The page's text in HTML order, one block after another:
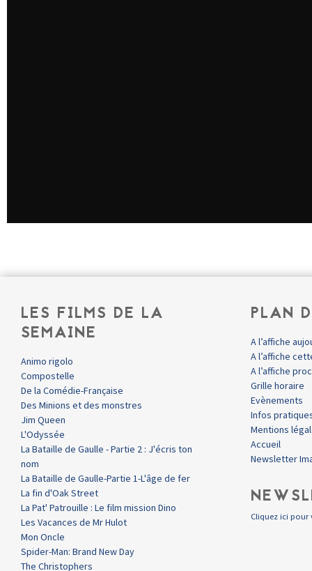
LES FILMS DE LA
SEMAINE
Animo rigolo
Compostelle
De la Comédie-Française
Des Minions et des monstres
Jim Queen
L'Odyssée
La Bataille de Gaulle - Partie 2 : J'écris ton
nom
La Bataille de Gaulle-Partie 1-L'âge de fer
La fin d'Oak Street
La Pat' Patrouille : Le film mission Dino
Les Vacances de Mr Hulot
Mon Oncle
Spider-Man: Brand New Day
The Christophers
PLAN
A l’affiche
A l’affiche
A l’affiche
Grille horaire
Evènements
Infos
Mentions
Accueil
Newsletter
Cliquez ici pour